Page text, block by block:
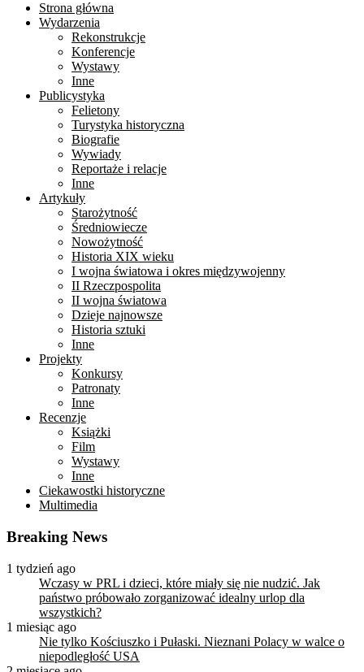
Strona główna
Wydarzenia
Rekonstrukcje
Konferencje
Wystawy
Inne
Publicystyka
Felietony
Turystyka historyczna
Biografie
Wywiady
Reportaże i relacje
Inne
Artykuły
Starożytność
Średniowiecze
Nowożytność
Historia XIX wieku
I wojna światowa i okres międzywojenny
II Rzeczpospolita
II wojna światowa
Dzieje najnowsze
Historia sztuki
Inne
Projekty
Konkursy
Patronaty
Inne
Recenzje
Książki
Film
Wystawy
Inne
Ciekawostki historyczne
Multimedia
Breaking News
1 tydzień ago
Wczasy w PRL i dzieci, które miały się nie nudzić. Jak
państwo próbowało zorganizować idealny urlop dla
wszystkich?
1 miesiąc ago
Nie tylko Kościuszko i Pułaski. Nieznani Polacy w walce o
niepodległość USA